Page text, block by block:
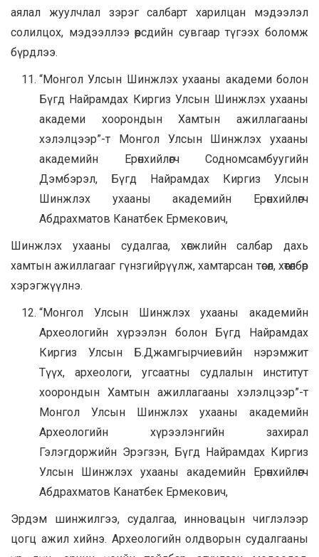
аялал жуулчлал зэрэг салбарт харилцан мэдээлэл
солилцох, мэдээллээ өөрсдийн сувгаар түгээх боломж
бүрдлээ.
“Монгол Улсын Шинжлэх ухааны академи болон
Бүгд Найрамдах Киргиз Улсын Шинжлэх ухааны
академи хоорондын Хамтын ажиллагааны
хэлэлцээр”-т Монгол Улсын Шинжлэх ухааны
академийн Ерөнхийлөгч Содномсамбуугийн
Дэмбэрэл, Бүгд Найрамдах Киргиз Улсын
Шинжлэх ухааны академийн Ерөнхийлөгч
Абдрахматов Канатбек Ермекович,
Шинжлэх ухааны судалгаа, хөгжлийн салбар дахь
хамтын ажиллагааг гүнзгийрүүлж, хамтарсан төсөл, хөтөлбөр
хэрэгжүүлнэ.
“Монгол Улсын Шинжлэх ухааны академийн
Археологийн хүрээлэн болон Бүгд Найрамдах
Киргиз Улсын Б.Джамгырчиевийн нэрэмжит
Түүх, археологи, угсаатны судлалын институт
хоорондын Хамтын ажиллагааны хэлэлцээр”-т
Монгол Улсын Шинжлэх ухааны академийн
Археологийн хүрээлэнгийн захирал
Гэлэгдоржийн Эрэгзэн, Бүгд Найрамдах Киргиз
Улсын Шинжлэх ухааны академийн Ерөнхийлөгч
Абдрахматов Канатбек Ермекович,
Эрдэм шинжилгээ, судалгаа, инновацын чиглэлээр
цогц ажил хийнэ. Археологийн олдворын судалгааны